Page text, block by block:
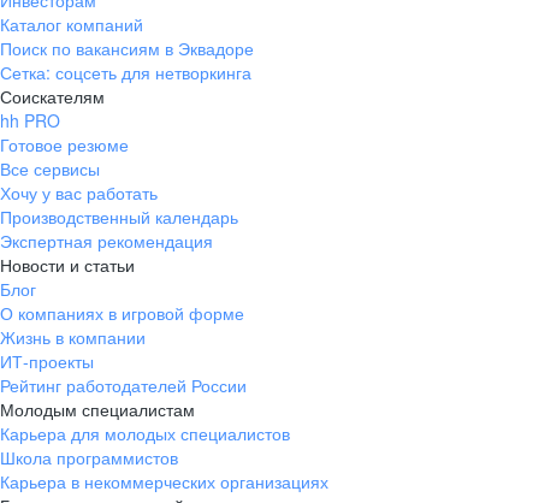
Каталог компаний
Поиск по вакансиям в Эквадоре
Сетка: соцсеть для нетворкинга
Соискателям
hh PRO
Готовое резюме
Все сервисы
Хочу у вас работать
Производственный календарь
Экспертная рекомендация
Новости и статьи
Блог
О компаниях в игровой форме
Жизнь в компании
ИТ-проекты
Рейтинг работодателей России
Молодым специалистам
Карьера для молодых специалистов
Школа программистов
Карьера в некоммерческих организациях